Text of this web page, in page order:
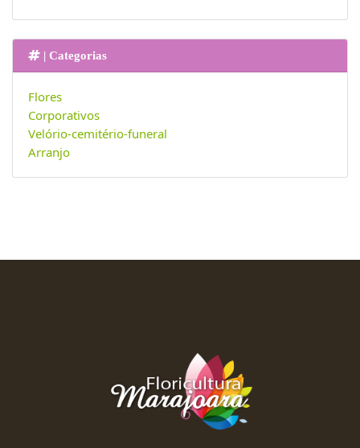
| Categorias
Flores
Corporativos
Velório-cemitério-funeral
Arranjo